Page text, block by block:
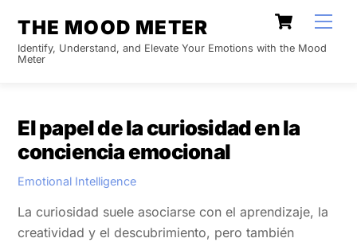
content
Cart
THE MOOD METER
Identify, Understand, and Elevate Your Emotions with the Mood
Meter
El papel de la curiosidad en la
conciencia emocional
Emotional Intelligence
La curiosidad suele asociarse con el aprendizaje, la
creatividad y el descubrimiento, pero también